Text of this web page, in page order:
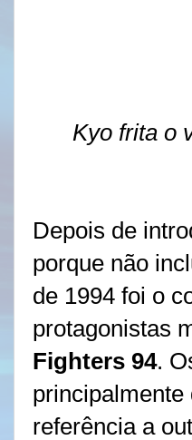
Kyo frita o
Depois de
porque não
de 1994 foi o
protagonistas
Fighters 94.
principalmente
referência a